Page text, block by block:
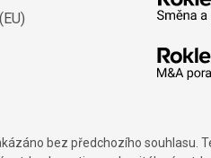
bez předchozího